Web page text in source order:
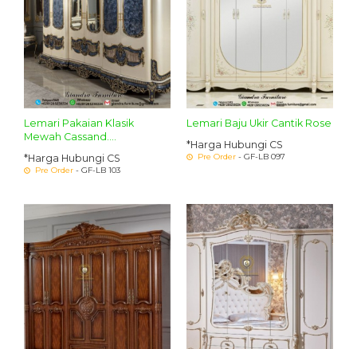
Lemari Pakaian Klasik
Mewah Cassand....
*Harga Hubungi CS
Pre Order - GF-LB 103
Lemari Baju Ukir Cantik Rose
*Harga Hubungi CS
Pre Order - GF-LB 097